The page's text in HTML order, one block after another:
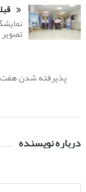
تصویر
پذیرفته شدن هفت
درباره نویسنده